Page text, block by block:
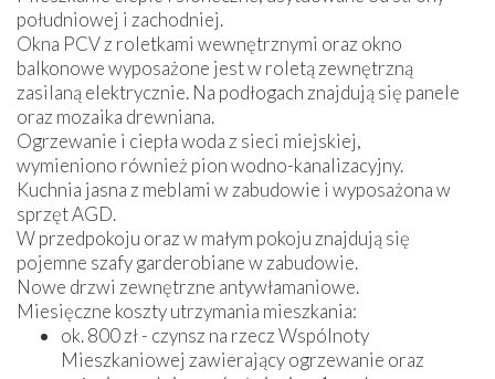
południowej i zachodniej.
Okna PCV z roletkami wewnętrznymi oraz okno
balkonowe wyposażone jest w roletą zewnętrzną
zasilaną elektrycznie. Na podłogach znajdują się panele
oraz mozaika drewniana.
Ogrzewanie i ciepła woda z sieci miejskiej,
wymieniono również pion wodno-kanalizacyjny.
Kuchnia jasna z meblami w zabudowie i wyposażona w
sprzęt AGD.
W przedpokoju oraz w małym pokoju znajdują się
pojemne szafy garderobiane w zabudowie.
Nowe drzwi zewnętrzne antywłamaniowe.
Miesięczne koszty utrzymania mieszkania:
ok. 800 zł - czynsz na rzecz Wspólnoty
Mieszkaniowej zawierający ogrzewanie oraz